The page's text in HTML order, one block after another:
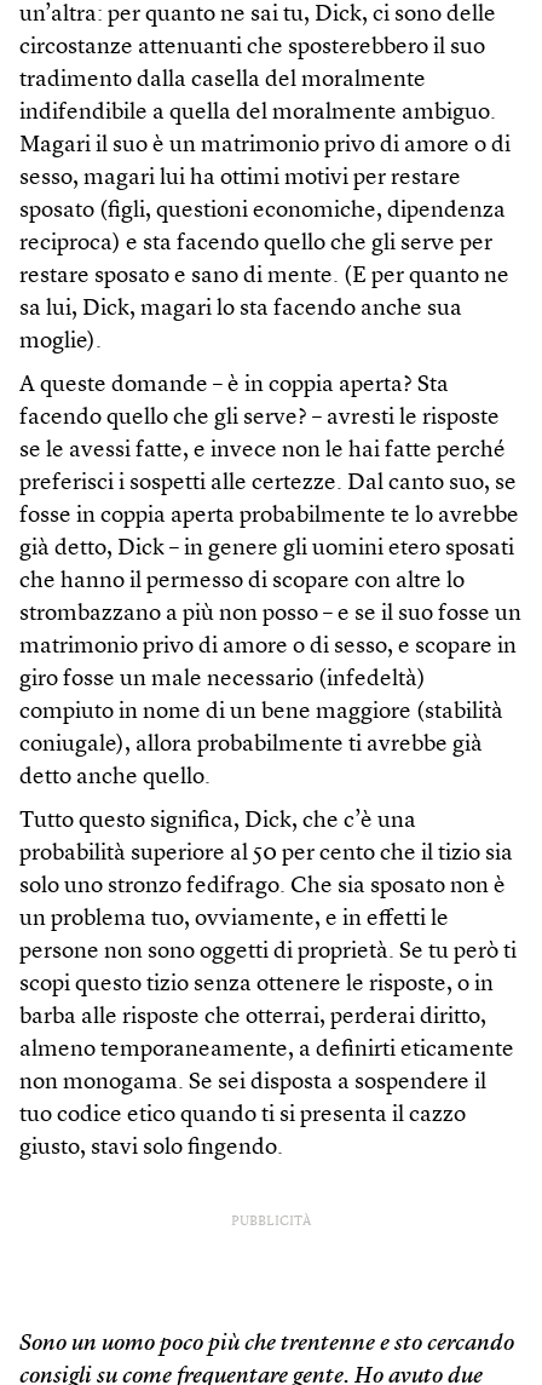
un’altra: per quanto ne sai tu, Dick, ci sono delle
circostanze attenuanti che sposterebbero il suo
tradimento dalla casella del moralmente
indifendibile a quella del moralmente ambiguo.
Magari il suo è un matrimonio privo di amore o di
sesso, magari lui ha ottimi motivi per restare
sposato (figli, questioni economiche, dipendenza
reciproca) e sta facendo quello che gli serve per
restare sposato e sano di mente. (E per quanto ne
sa lui, Dick, magari lo sta facendo anche sua
moglie).
A queste domande – è in coppia aperta? Sta
facendo quello che gli serve? – avresti le risposte
se le avessi fatte, e invece non le hai fatte perché
preferisci i sospetti alle certezze. Dal canto suo, se
fosse in coppia aperta probabilmente te lo avrebbe
già detto, Dick – in genere gli uomini etero sposati
che hanno il permesso di scopare con altre lo
strombazzano a più non posso – e se il suo fosse un
matrimonio privo di amore o di sesso, e scopare in
giro fosse un male necessario (infedeltà)
compiuto in nome di un bene maggiore (stabilità
coniugale), allora probabilmente ti avrebbe già
detto anche quello.
Tutto questo significa, Dick, che c’è una
probabilità superiore al 50 per cento che il tizio sia
solo uno stronzo fedifrago. Che sia sposato non è
un problema tuo, ovviamente, e in effetti le
persone non sono oggetti di proprietà. Se tu però ti
scopi questo tizio senza ottenere le risposte, o in
barba alle risposte che otterrai, perderai diritto,
almeno temporaneamente, a definirti eticamente
non monogama. Se sei disposta a sospendere il
tuo codice etico quando ti si presenta il cazzo
giusto, stavi solo fingendo.
PUBBLICITÀ
Sono un uomo poco più che trentenne e sto cercando
consigli su come frequentare gente. Ho avuto due